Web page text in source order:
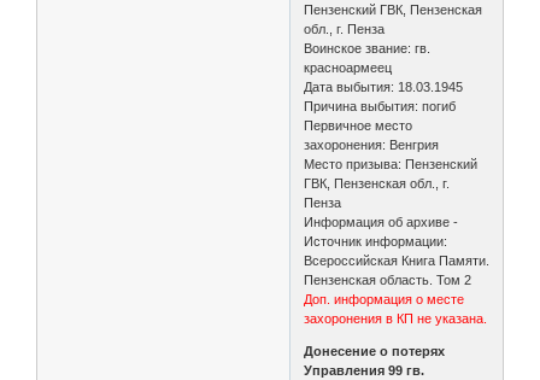
Пензенский ГВК, Пензенская
обл., г. Пенза
Воинское звание: гв.
красноармеец
Дата выбытия: 18.03.1945
Причина выбытия: погиб
Первичное место
захоронения: Венгрия
Место призыва: Пензенский
ГВК, Пензенская обл., г.
Пенза
Информация об архиве -
Источник информации:
Всероссийская Книга Памяти.
Пензенская область. Том 2
Доп. информация о месте
захоронения в КП не указана.
Донесение о потерях
Управления 99 гв.